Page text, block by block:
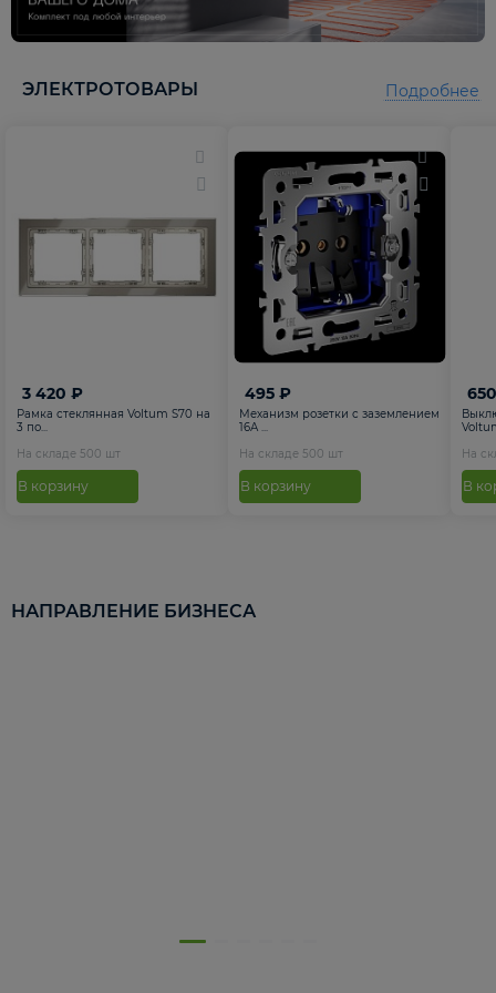
ЭЛЕКТРОТОВАРЫ
3 420 ₽
Рамка стеклянная Voltum S70 на
3 по...
На складе 500 шт
В корзину
495 ₽
Механизм розетки с заземлением
16А ...
На складе 500 шт
В корзину
На
В
Подробнее
НАПРАВЛЕНИЕ БИЗНЕСА